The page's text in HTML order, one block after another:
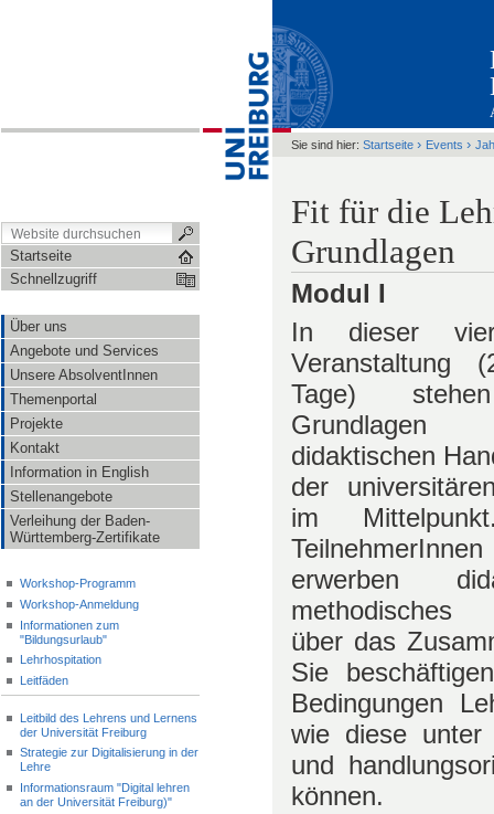
Startseite
Schnellzugriff
Über uns
Angebote und Services
Unsere AbsolventInnen
Themenportal
Projekte
Kontakt
Information in English
Stellenangebote
Verleihung der Baden-
Württemberg-Zertifikate
Workshop-Programm
Workshop-Anmeldung
Informationen zum
"Bildungsurlaub"
Lehrhospitation
Leitfäden
Leitbild des Lehrens und Lernens
der Universität Freiburg
Strategie zur Digitalisierung in der
Lehre
Informationsraum "Digital lehren
an der Universität Freiburg)"
Sie sind hier: Startseite › Events ›
Fit für die
Grundlagen
Modul I
In dieser
Tage)
didaktischen
der
im
TeilnehmerInnen
erwerben
methodisches
über das
Sie
Bedingungen
wie diese unter
und
können.